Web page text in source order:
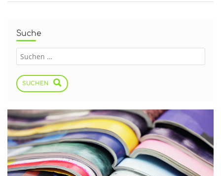
Suche
SUCHEN